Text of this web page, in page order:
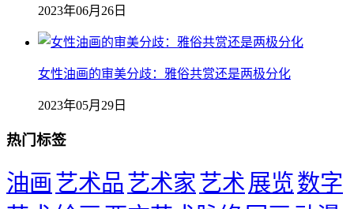
2023年06月26日
女性油画的审美分歧：雅俗共赏还是两极分化
2023年05月29日
热门标签
油画 艺术品艺术家 艺术 展览数字